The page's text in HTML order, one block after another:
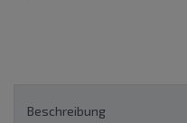
Beschreibung